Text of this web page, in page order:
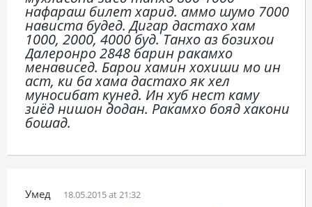
нафараш билет харид. аммо шумо 7000
нависта будед. Дигар дастахо хам
1000, 2000, 4000 буд. Танхо аз бозихои
Далеронро 2848 барин ракамхо
менависед. Барои хамин хохиши мо ин
аст, ки ба хама дастахо як хел
муносибат кунед. Ин хуб нест каму
зиёд нишон додан. Ракамхо бояд хакони
бошад.
Умед 18.05.2015 at 21:32